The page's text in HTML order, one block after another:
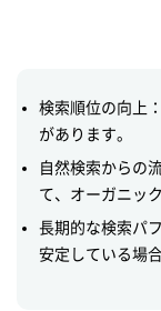
検索順位の向上
があります。
自然検索からの
て、オーガニッ
長期的な検索パ
安定している場